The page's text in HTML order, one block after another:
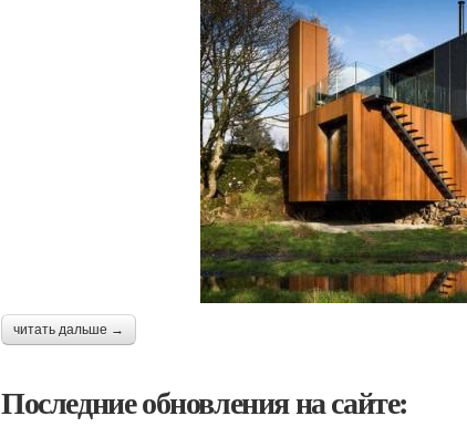
читать дальше →
Последние обновления на сайте: